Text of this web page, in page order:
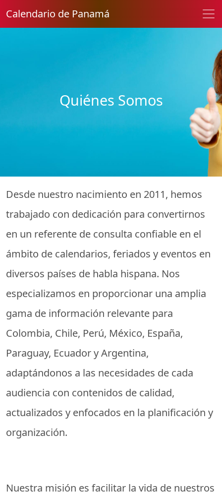
Calendario de Panamá
Quiénes Somos
Desde nuestro nacimiento en 2011, hemos
trabajado con dedicación para convertirnos
en un referente de consulta confiable en el
ámbito de calendarios, feriados y eventos en
diversos países de habla hispana. Nos
especializamos en proporcionar una amplia
gama de información relevante para
Colombia, Chile, Perú, México, España,
Paraguay, Ecuador y Argentina,
adaptándonos a las necesidades de cada
audiencia con contenidos de calidad,
actualizados y enfocados en la planificación y
organización.
Nuestra misión es facilitar la vida de nuestros